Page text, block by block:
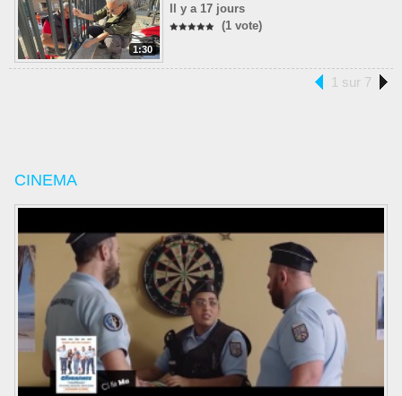
1:30
Il y a 17 jours
(1 vote)
1 sur 7
CINEMA